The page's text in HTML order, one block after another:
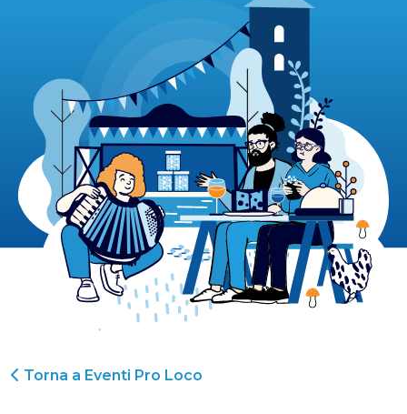
Torna a Eventi Pro Loco